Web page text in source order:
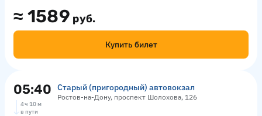
≈ 1589 руб.
Купить билет
05:40 Старый (пригородный) автовокзал
Ростов-на-Дону, проспект Шолохова, 126
4 ч 10 м
в пути